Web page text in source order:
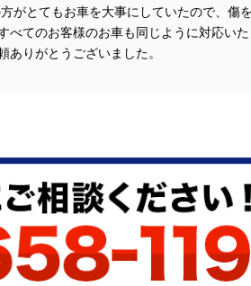
がとてもお車を大事にしていたので、傷
べてのお客様のお車も同じように対応いた
りがとうございました。